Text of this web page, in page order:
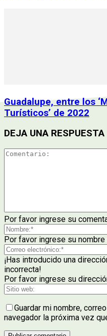
Guadalupe, entre los
Turísticos’ de 2022
DEJA UNA RESPUESTA
Por favor ingrese su
Por favor ingrese su nombre
¡Has introducido una
incorrecta!
Por favor ingrese su
Guardar mi nombre,
navegador la próxima vez